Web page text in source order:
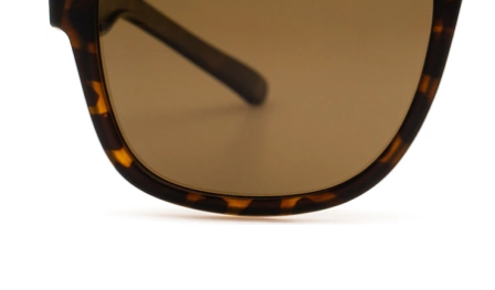
45 mm
Glashöhe Glasbreite
Glasbreite